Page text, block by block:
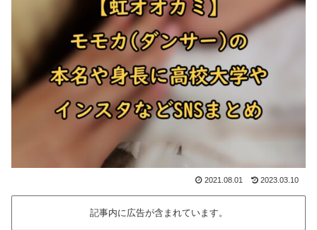
2021.08.01 2023.03.10
記事内に広告が含まれています。